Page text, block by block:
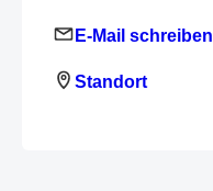
E-Mail schreiben
Standort